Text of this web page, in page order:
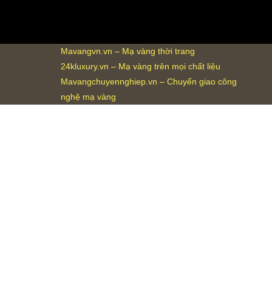
Mavangvn.vn – Mạ vàng thời trang
24kluxury.vn – Mạ vàng trên mọi chất liệu
Mavangchuyennghiep.vn – Chuyển giao công
nghệ mạ vàng